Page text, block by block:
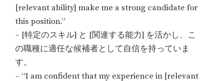
[relevant ability] make me a strong candidate for
this position.”
– [特定のスキル] と [関連する能力] を活かし、こ
の職種に適任な候補者として自信を持っていま
す。
– “I am confident that my experience in [relevant